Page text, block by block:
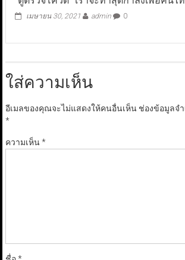
เมษายน 30, 2021 admin 0
ใส่ความเห็น
อีเมลของคุณจะไม่แสดงให้คนอื่นเห็น ช่องข้อมูลจ
*
ความเห็น*